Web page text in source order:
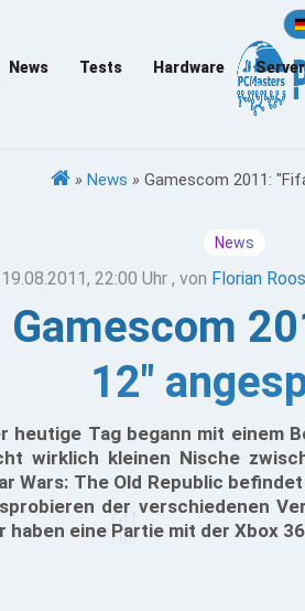
News Tests Hardware Server
» News » Gamescom 2011:
News
19.08.2011, 22:00 Uhr , von Florian Roos
Gamescom
12"
heutige Tag begann mit einem
wirklich kleinen Nische
Wars: The Old Republic
der verschiedenen
haben eine Partie mit der Xbox